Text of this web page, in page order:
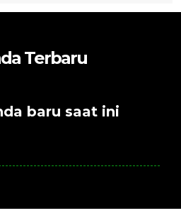
Terbaru
baru saat ini